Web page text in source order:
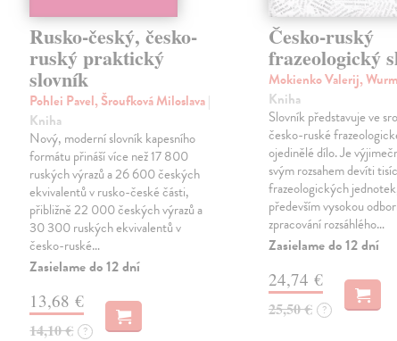
Rusko-český, česko-
ruský praktický
slovník
Pohlei Pavel, Šroufková Miloslava|
Kniha
Nový, moderní slovník kapesního
formátu přináší více než 17 800
ruských výrazů a 26 600 českých
ekvivalentů v rusko-české části,
přibližně 22 000 českých výrazů a
30 300 ruských ekvivalentů v
česko-ruské…
Zasielame do 12 dní
13,68 €
14,10 € ?
Česko-ruský
frazeologický
Mokienko Valerij,
Kniha
Slovník představuje ve
česko-ruské
ojedinělé dílo. Je
svým rozsahem devíti tisíc
frazeologických
především vysokou
zpracování rozsáhlého…
Zasielame do 12 dní
24,74 €
25,50 € ?